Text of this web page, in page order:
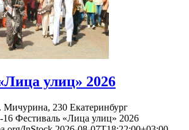
улиц» 2026
Мичурина, 230 Екатеринбург
16 Фестиваль «Лица улиц» 2026